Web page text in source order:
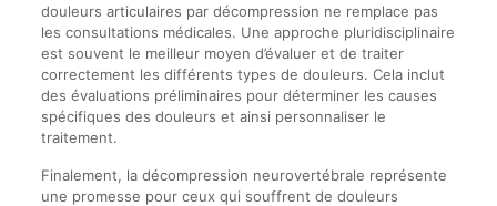
douleurs articulaires par décompression ne remplace pas
les consultations médicales. Une approche pluridisciplinaire
est souvent le meilleur moyen d’évaluer et de traiter
correctement les différents types de douleurs. Cela inclut
des évaluations préliminaires pour déterminer les causes
spécifiques des douleurs et ainsi personnaliser le
traitement.
Finalement, la décompression neurovertébrale représente
une promesse pour ceux qui souffrent de douleurs